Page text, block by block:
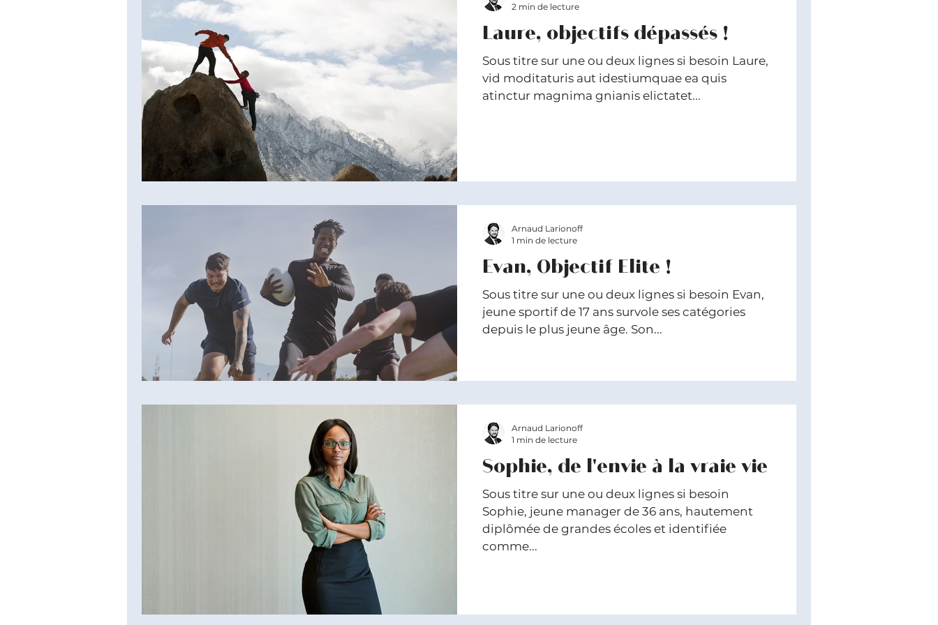
Laure, objectifs dépassés !
Sous titre sur une ou deux lignes si besoin Laure,
vid moditaturis aut idestiumquae ea quis
atinctur magnima gnianis elictatet...
2 min de lecture
Evan, Objectif Elite !
Sous titre sur une ou deux lignes si besoin Evan,
jeune sportif de 17 ans survole ses catégories
depuis le plus jeune âge. Son...
Arnaud Larionoff
1 min de lecture
Sophie, de l'envie à la vraie vie
Sous titre sur une ou deux lignes si besoin
Sophie, jeune manager de 36 ans, hautement
diplômée de grandes écoles et identifiée
comme...
Arnaud Larionoff
1 min de lecture